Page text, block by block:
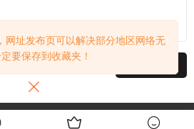
，网址发布页可以解决部分地区网络无
要保存到收藏夹！